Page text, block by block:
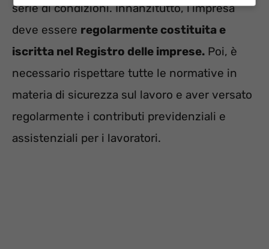
serie di condizioni. Innanzitutto, l’impresa
deve essere regolarmente costituita e
iscritta nel Registro delle imprese. Poi, è
necessario rispettare tutte le normative in
materia di sicurezza sul lavoro e aver versato
regolarmente i contributi previdenziali e
assistenziali per i lavoratori.